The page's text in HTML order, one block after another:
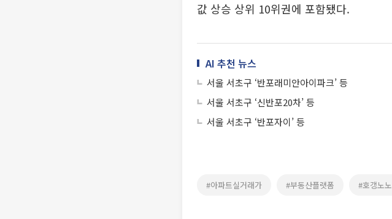
값 상승 상위 10위권에 포함됐다.
AI 추천 뉴스
서울 서초구 ‘반포래미안아이파크’ 등
서울 서초구 ‘신반포20차’ 등
서울 서초구 ‘반포자이’ 등
#아파트실거래가 #부동산플랫폼 #호갱노노